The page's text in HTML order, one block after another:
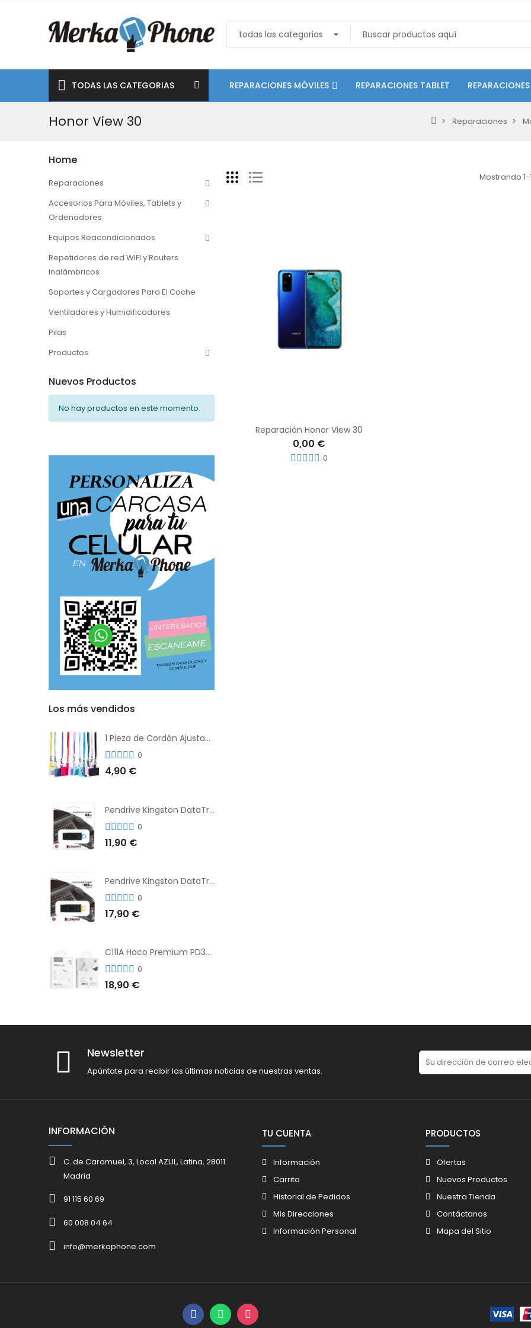
TODAS LAS CATEGORIAS REPARACIONES MÓVILES REPARACIONES TABLET
Honor View 30 Reparaciones
Home
Reparaciones
Accesorios Para Móviles, Tablets y
Ordenadores
Equipos Reacondicionados
Repetidores de red WIFI y Routers
Inalámbricos
Soportes y Cargadores Para El Coche
Ventiladores y Humidificadores
Pilas
Productos
Nuevos Productos
No hay productos en este momento.
Los más vendidos
1 Pieza de Cordón Ajustable Universal Para el Teléfono Con Clip Antipérdida
0
4,90 €
Pendrive Kingston DataTraveler® Exodia™ 64GB 3.2'
0
11,90 €
Pendrive Kingston DataTraveler® Exodia™ 128GB 3.2´
0
17,90 €
C111A Hoco Premium PD30W Adaptador de Carga Rápida Puerto Dual USB+Tipo C + Cable
0
18,90 €
Mostrando
Reparación Honor View 30
0,00 €
0
Newsletter
Apúntate para recibir las últimas noticias de nuestras ventas.
INFORMACIÓN
C. de Caramuel, 3, Local AZUL, Latina, 28011
Madrid
91 115 60 69
60 008 04 64
info@merkaphone.com
TU CUENTA
Información
Carrito
Historial de Pedidos
Mis Direcciones
Información Personal
PRODUCTOS
Ofertas
Nuevos Productos
Nuestra Tienda
Contáctanos
Mapa del Sitio